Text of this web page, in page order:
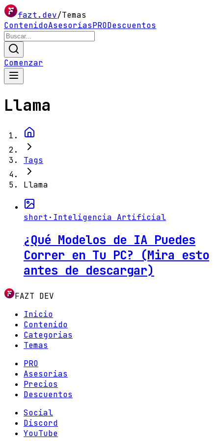
fazt.dev/Temas
ContenidoAsesoríasPRODescuentos
Comenzar
Llama
Tags
Llama
short · Inteligencia Artificial
¿Qué Modelos de IA Puedes
Correr en Tu PC? (Mira esto
antes de descargar)
FAZT DEV
Inicio
Contenido
Categorias
Temas
PRO
Asesorias
Precios
Descuentos
Social
Discord
YouTube